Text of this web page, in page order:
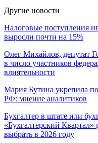
Другие новости
Налоговые поступления
выросли почти на 15%
Олег Михайлов, депутат
в число участников
влиятельности
Мария Бутина укрепила
РФ: мнение аналитиков
Бухгалтер в штате или
«Бухгалтерский Квартал»
выбрать в 2026 году